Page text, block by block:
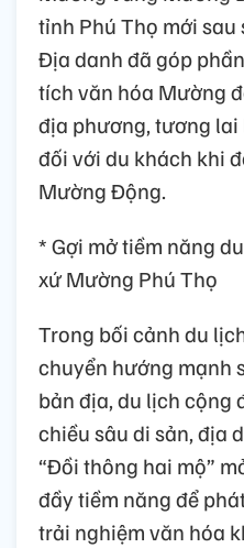
tỉnh Phú Thọ mới
Địa danh đã góp
tích văn hóa Mường
địa phương, tương lai
đối với du khách khi
Mường Động.
* Gợi mở tiềm năng
xứ Mường Phú Thọ
Trong bối cảnh du
chuyển hướng mạnh
bản địa, du lịch cộng
chiều sâu di sản, địa
“Đồi thông hai mộ”
đầy tiềm năng để
trải nghiệm văn hóa